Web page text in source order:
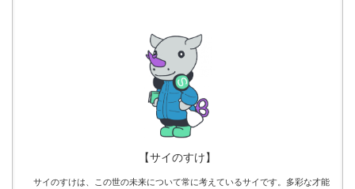
【サイのすけ】
サイのすけは、この世の未来について常に考えているサイです。多彩な才能